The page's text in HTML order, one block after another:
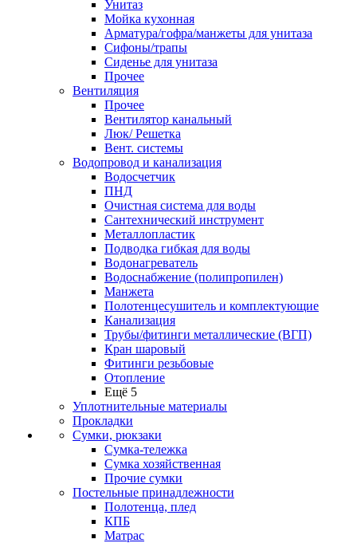
Унитаз
Мойка кухонная
Арматура/гофра/манжеты для унитаза
Сифоны/трапы
Сиденье для унитаза
Прочее
Вентиляция
Прочее
Вентилятор канальный
Люк/ Решетка
Вент. системы
Водопровод и канализация
Водосчетчик
ПНД
Очистная система для воды
Сантехнический инструмент
Металлопластик
Подводка гибкая для воды
Водонагреватель
Водоснабжение (полипропилен)
Манжета
Полотенцесушитель и комплектующие
Канализация
Трубы/фитинги металлические (ВГП)
Кран шаровый
Фитинги резьбовые
Отопление
Ещё 5
Уплотнительные материалы
Прокладки
Сумки, рюкзаки
Сумка-тележка
Сумка хозяйственная
Прочие сумки
Постельные принадлежности
Полотенца, плед
КПБ
Матрас